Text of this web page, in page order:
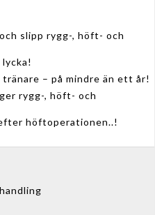
slipp rygg-, höft- och
lycka!
– på mindre än ett år!
rygg-, höft- och
höftoperationen..!